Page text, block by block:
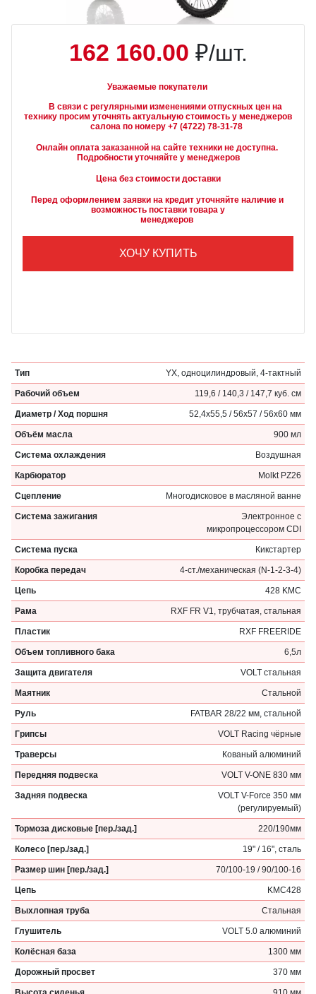
162 160.00 ₽/шт.
Уважаемые покупатели
технику просим уточнять актуальную стоимость у менеджеров
Онлайн оплата заказанной на сайте техники не доступна.
Подробности уточняйте у менеджеров
Цена без стоимости доставки
Перед оформлением заявки на кредит уточняйте наличие и
возможность поставки товара у
        менеджеров
ХОЧУ КУПИТЬ
Тип YX, одноцилиндровый, 4-тактный
Рабочий объем 119,6 / 140,3 / 147,7 куб. см
Диаметр / Ход поршня 52,4x55,5 / 56x57 / 56x60 мм
Объём масла 900 мл
Система охлаждения Воздушная
Карбюратор Molkt PZ26
Сцепление Многодисковое в масляной ванне
Система зажигания
Электронное c
микропроцессором CDI
Система пуска Кикстартер
Коробка передач 4-ст./механическая (N-1-2-3-4)
Цепь 428 KMC
Рама RXF FR V1, трубчатая, стальная
Пластик RXF FREERIDE
Объем топливного бака 6,5л
Защита двигателя VOLT стальная
Маятник Стальной
Руль FATBAR 28/22 мм, стальной
Грипсы VOLT Racing чёрные
Траверсы Кованый алюминий
Передняя подвеска VOLT V-ONE 830 мм
Задняя подвеска
VOLT V-Force 350 мм
(регулируемый)
Тормоза дисковые [пер./зад.] 220/190мм
Колесо [пер./зад.] 19" / 16", сталь
Размер шин [пер./зад.] 70/100-19 / 90/100-16
Цепь KMC428
Выхлопная труба Стальная
Глушитель VOLT 5.0 алюминий
Колёсная база 1300 мм
Дорожный просвет 370 мм